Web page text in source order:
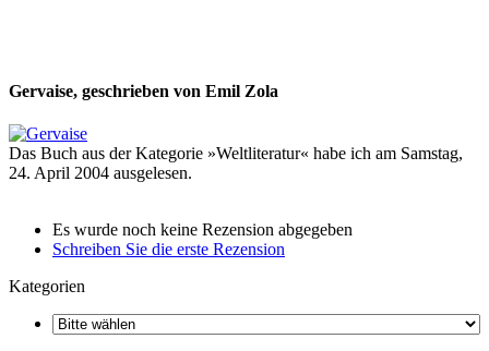
Gervaise, geschrieben von Emil Zola
Das Buch aus der Kategorie »Weltliteratur« habe ich am Samstag,
24. April 2004 ausgelesen.
Es wurde noch keine Rezension abgegeben
Schreiben Sie die erste Rezension
Kategorien